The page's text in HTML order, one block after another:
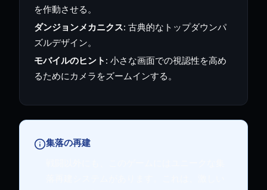
を作動させる。
ダンジョンメカニクス: 古典的なトップダウンパ
ズルデザイン。
モバイルのヒント : 小さな画面での視認性を高め
るためにカメラをズームインする。
集落の再建